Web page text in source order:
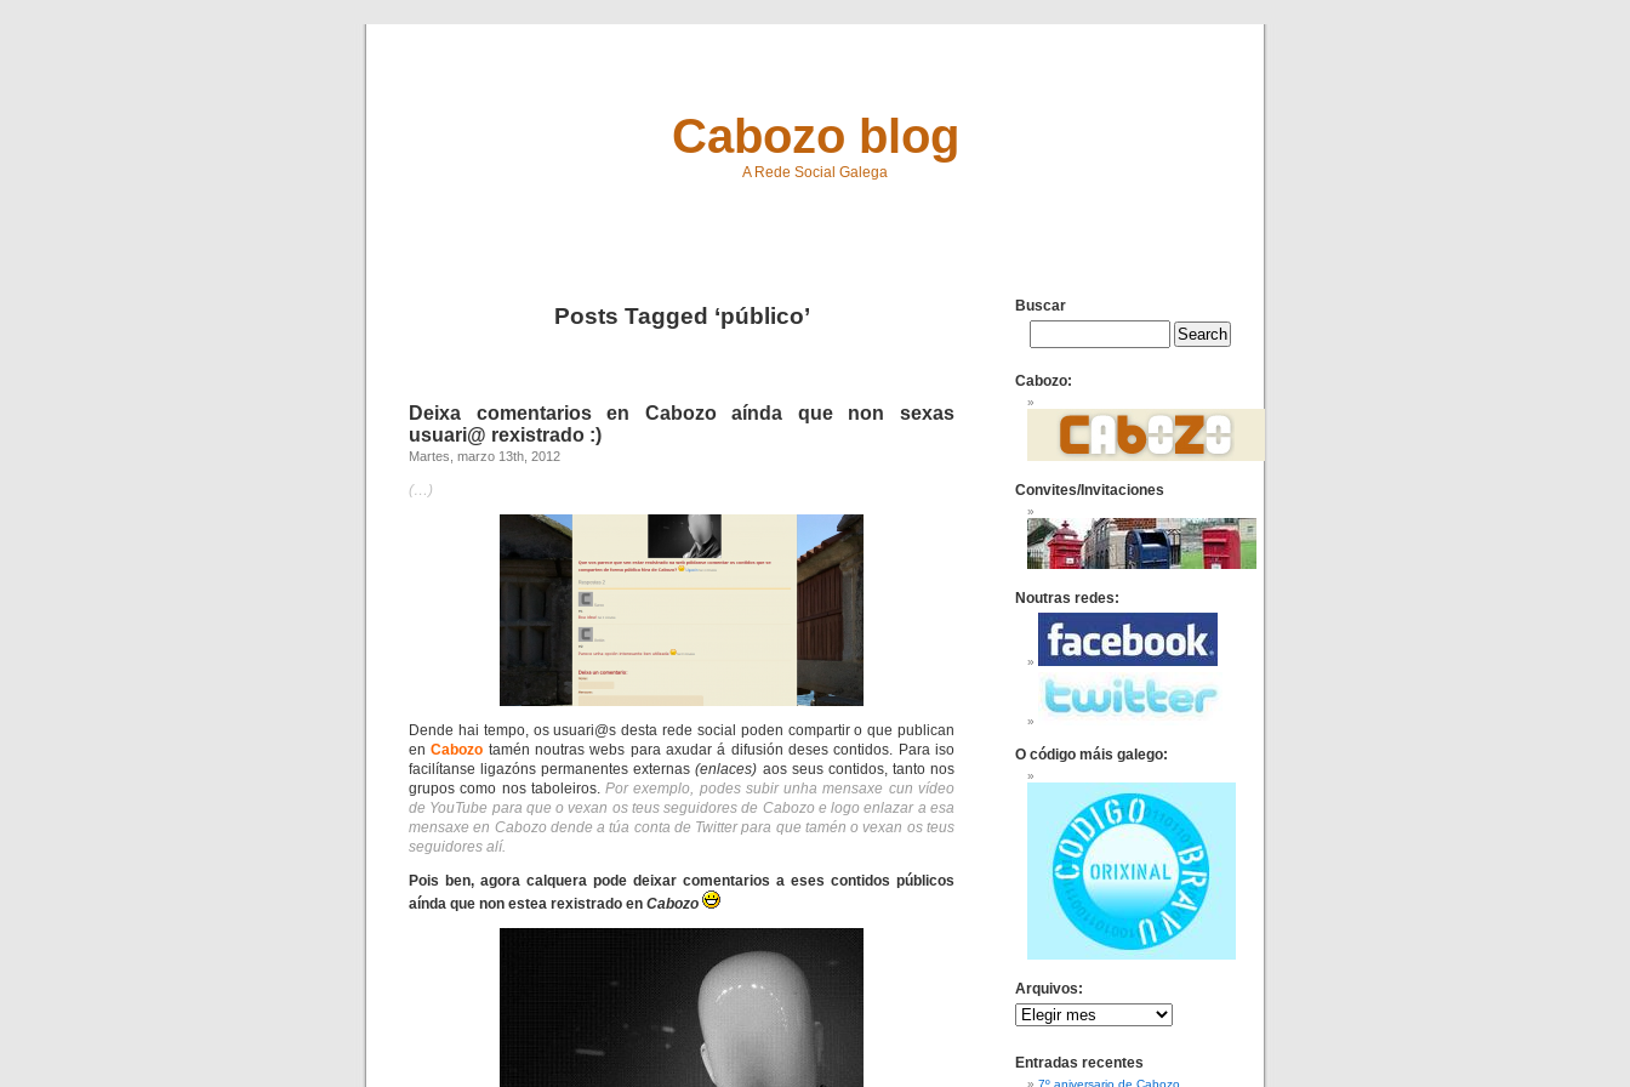
Cabozo blog
A Rede Social Galega
Posts Tagged ‘público’
Deixa comentarios en Cabozo aínda que non sexas
usuari@ rexistrado :)
Martes, marzo 13th, 2012
(…)
Dende hai tempo, os usuari@s desta rede social poden compartir o que publican
enCabozo tamén noutras webs para axudar á difusión deses contidos. Para iso
facilítanse ligazóns permanentes externas(enlaces) aos seus contidos, tanto nos
grupos como nos taboleiros.Por exemplo, podes subir unha mensaxe cun vídeo
de YouTube para que o vexan os teus seguidores de Cabozo e logo enlazar a esa
mensaxe en Cabozo dende a túa conta de Twitter para que tamén o vexan os teus
seguidores alí.
Pois ben, agora calquera pode deixar comentarios a eses contidos públicos
aínda que non estea rexistrado en Cabozo
Buscar
Cabozo:
Convites/Invitaciones
Noutras redes:
O código máis galego:
Arquivos:
Entradas recentes
7º aniversario de Cabozo